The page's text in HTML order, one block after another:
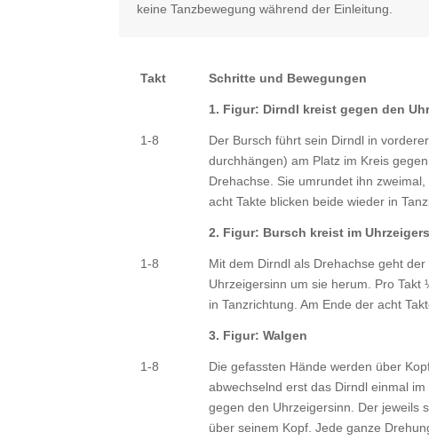
keine Tanzbewegung während der Einleitung.
Takt Schritte und Bewegungen
1. Figur: Dirndl kreist gegen den
1-8
Der Bursch führt sein Dirndl in
durchhängen) am Platz im Kreis
Drehachse. Sie umrundet ihn
acht Takte blicken beide wieder in
2. Figur: Bursch kreist im
1-8
Mit dem Dirndl als Drehachse geht
Uhrzeigersinn um sie herum. Pro
in Tanzrichtung. Am Ende der acht
3. Figur: Walgen
1-8
Die gefassten Hände werden über
abwechselnd erst das Dirndl einmal
gegen den Uhrzeigersinn. Der jeweils
über seinem Kopf. Jede ganze